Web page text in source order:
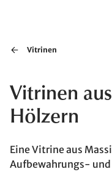
Vitrinen
Vitrinen
Hölzern
Eine Vitrine aus
Aufbewahrungs-